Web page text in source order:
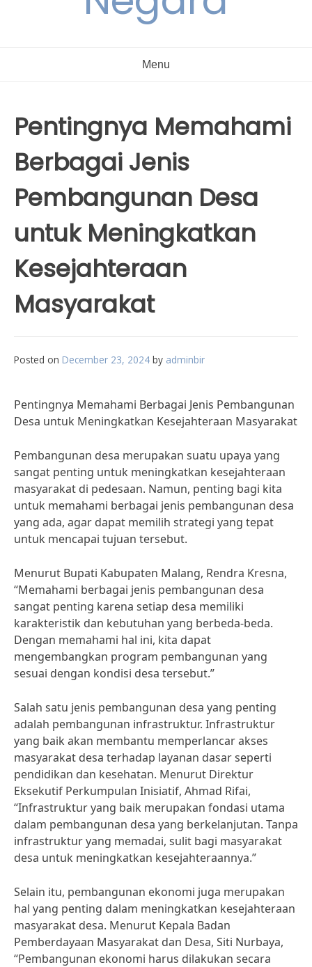
Menu
Pentingnya Memahami
Berbagai Jenis
Pembangunan Desa
untuk Meningkatkan
Kesejahteraan
Masyarakat
Posted on December 23, 2024 by adminbir
Pentingnya Memahami Berbagai Jenis Pembangunan
Desa untuk Meningkatkan Kesejahteraan Masyarakat
Pembangunan desa merupakan suatu upaya yang
sangat penting untuk meningkatkan kesejahteraan
masyarakat di pedesaan. Namun, penting bagi kita
untuk memahami berbagai jenis pembangunan desa
yang ada, agar dapat memilih strategi yang tepat
untuk mencapai tujuan tersebut.
Menurut Bupati Kabupaten Malang, Rendra Kresna,
“Memahami berbagai jenis pembangunan desa
sangat penting karena setiap desa memiliki
karakteristik dan kebutuhan yang berbeda-beda.
Dengan memahami hal ini, kita dapat
mengembangkan program pembangunan yang
sesuai dengan kondisi desa tersebut.”
Salah satu jenis pembangunan desa yang penting
adalah pembangunan infrastruktur. Infrastruktur
yang baik akan membantu memperlancar akses
masyarakat desa terhadap layanan dasar seperti
pendidikan dan kesehatan. Menurut Direktur
Eksekutif Perkumpulan Inisiatif, Ahmad Rifai,
“Infrastruktur yang baik merupakan fondasi utama
dalam pembangunan desa yang berkelanjutan. Tanpa
infrastruktur yang memadai, sulit bagi masyarakat
desa untuk meningkatkan kesejahteraannya.”
Selain itu, pembangunan ekonomi juga merupakan
hal yang penting dalam meningkatkan kesejahteraan
masyarakat desa. Menurut Kepala Badan
Pemberdayaan Masyarakat dan Desa, Siti Nurbaya,
“Pembangunan ekonomi harus dilakukan secara